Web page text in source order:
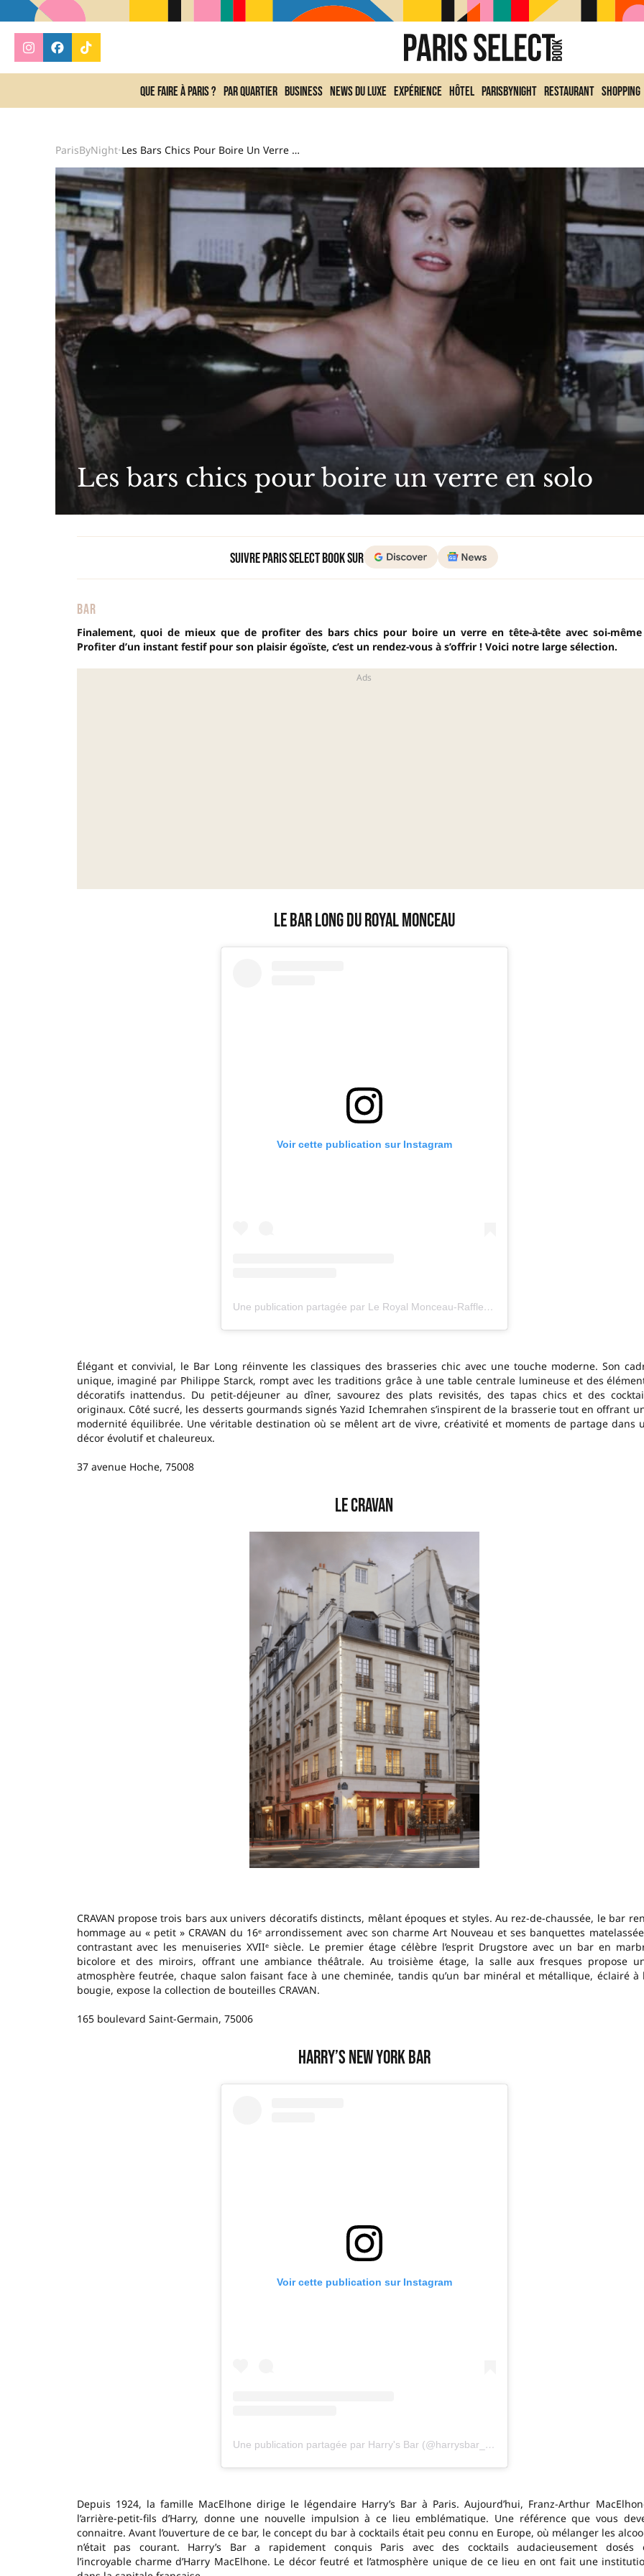
Que faire à Paris ? Par quartier Business News du Luxe Expérience Hôtel ParisByNight Restaurant Shopping
ParisByNight• Les Bars Chics Pour Boire Un Verre En Solo
Les bars chics pour boire un verre en solo
Suivre Paris Select Book sur
BAR
Finalement, quoi de mieux que de profiter des bars chics pour boire un verre en tête-à-tête avec soi-même
Profiter d’un instant festif pour son plaisir égoïste, c’est un rendez-vous à s’offrir ! Voici notre large sélection.
Le Bar Long du Royal Monceau
Voir cette publication sur Instagram
Une publication partagée par Le Royal Monceau-Raffles Paris (@leroyalmonceau)
Élégant et convivial, le Bar Long réinvente les classiques des brasseries chic avec une touche moderne. Son
unique, imaginé par Philippe Starck, rompt avec les traditions grâce à une table centrale lumineuse et des
décoratifs inattendus. Du petit-déjeuner au dîner, savourez des plats revisités, des tapas chics et des
originaux. Côté sucré, les desserts gourmands signés Yazid Ichemrahen s’inspirent de la brasserie tout en offrant
modernité équilibrée. Une véritable destination où se mêlent art de vivre, créativité et moments de partage dans
décor évolutif et chaleureux.
37 avenue Hoche, 75008
Le Cravan
CRAVAN propose trois bars aux univers décoratifs distincts, mêlant époques et styles. Au rez-de-chaussée, le bar
hommage au « petit » CRAVAN du 16ᵉ arrondissement avec son charme Art Nouveau et ses banquettes
contrastant avec les menuiseries XVIIᵉ siècle. Le premier étage célèbre l’esprit Drugstore avec un bar en
bicolore et des miroirs, offrant une ambiance théâtrale. Au troisième étage, la salle aux fresques propose
atmosphère feutrée, chaque salon faisant face à une cheminée, tandis qu’un bar minéral et métallique, éclairé à
bougie, expose la collection de bouteilles CRAVAN.
165 boulevard Saint-Germain, 75006
Harry’s New York Bar
Voir cette publication sur Instagram
Une publication partagée par Harry's Bar (@harrysbar_theoriginal)
Depuis 1924, la famille MacElhone dirige le légendaire Harry’s Bar à Paris. Aujourd’hui, Franz-Arthur
l’arrière-petit-fils d’Harry, donne une nouvelle impulsion à ce lieu emblématique. Une référence que vous
connaitre. Avant l’ouverture de ce bar, le concept du bar à cocktails était peu connu en Europe, où mélanger les
n’était pas courant. Harry’s Bar a rapidement conquis Paris avec des cocktails audacieusement dosés
l’incroyable charme d’Harry MacElhone. Le décor feutré et l’atmosphère unique de ce lieu en ont fait une